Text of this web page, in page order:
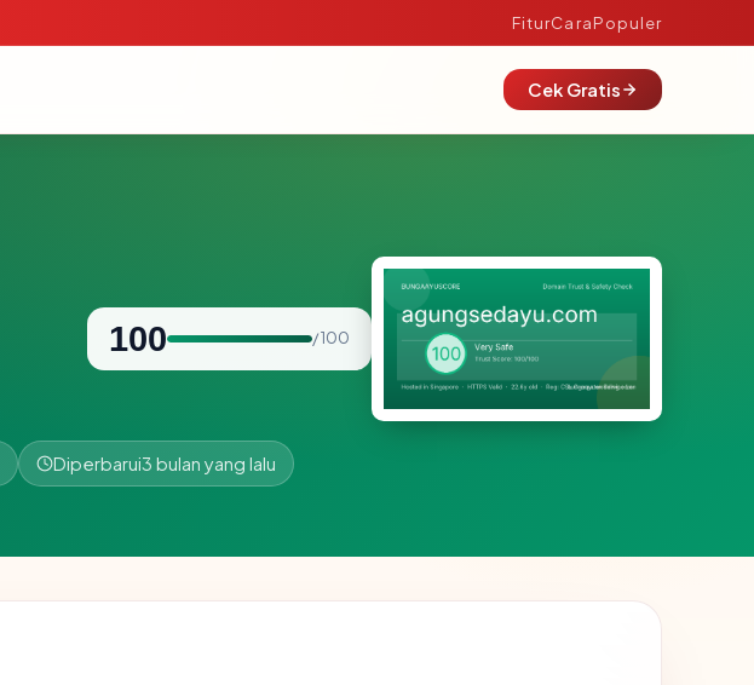
FiturCaraPopuler
Cek Gratis
100 / 100
Diperbarui3 bulan yang lalu